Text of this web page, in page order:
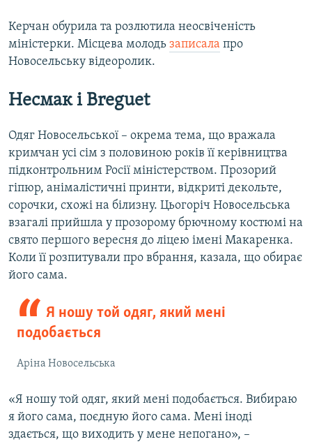
Керчан обурила та розлютила неосвіченість
міністерки. Місцева молодь записала про
Новосельську відеоролик.
Несмак і Breguet
Одяг Новосельської – окрема тема, що вражала
кримчан усі сім з половиною років її керівництва
підконтрольним Росії міністерством. Прозорий
гіпюр, анімалістичні принти, відкриті декольте,
сорочки, схожі на білизну. Цьогоріч Новосельська
взагалі прийшла у прозорому брючному костюмі на
свято першого вересня до ліцею імені Макаренка.
Коли її розпитували про вбрання, казала, що обирає
його сама.
Я ношу той одяг, який мені
подобається
Аріна Новосельська
«Я ношу той одяг, який мені подобається. Вибираю
я його сама, поєдную його сама. Мені іноді
здається, що виходить у мене непогано», –